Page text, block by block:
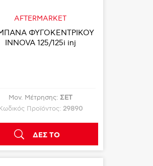
AFTERMARKET
ΦΥΓΟΚΕΝΤΡΙΚΟΥ
INNOVA 125/125i inj
Μον. Μέτρησης: ΣΕΤ
Προϊόντος: 29890
ΔΕΣ ΤΟ